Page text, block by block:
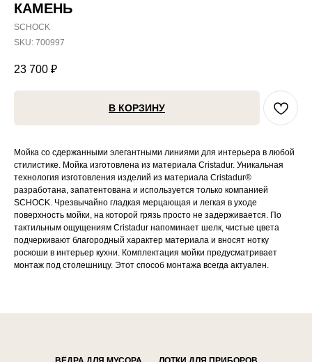
КАМЕНЬ
SCHOCK
SKU: 700997
23 700 ₽
В КОРЗИНУ
Мойка со сдержанными элегантными линиями для интерьера в любой
стилистике. Мойка изготовлена из материала Cristadur. Уникальная
технология изготовления изделий из материала Cristadur®
разработана, запатентована и используется только компанией
SCHOCK. Чрезвычайно гладкая мерцающая и легкая в уходе
поверхность мойки, на которой грязь просто не задерживается. По
тактильным ощущениям Cristadur напоминает шелк, чистые цвета
подчеркивают благородный характер материала и вносят нотку
роскоши в интерьер кухни. Комплектация мойки предусматривает
монтаж под столешницу. Этот способ монтажа всегда актуален.